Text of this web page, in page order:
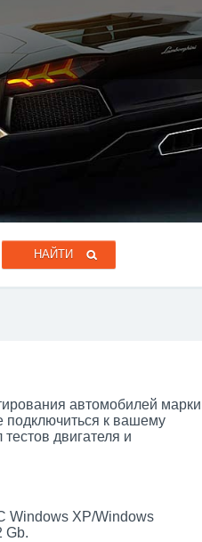
автомобилей марки
к вашему
двигателя и
Windows XP/Windows
Gb.